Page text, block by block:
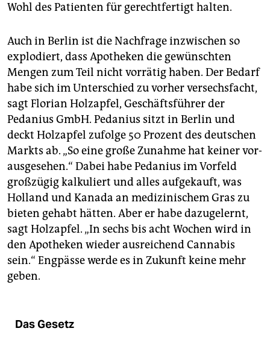
Wohl des Patienten für gerechtfertigt halten.
Auch in Berlin ist die Nachfrage inzwischen so
explodiert, dass Apotheken die gewünschten
Mengen zum Teil nicht vorrätig haben. Der Bedarf
habe sich im Unterschied zu vorher versechsfacht,
sagt Florian Holzapfel, Geschäftsführer der
Pedanius GmbH. Pedanius sitzt in Berlin und
deckt Holzapfel zufolge 50 Prozent des deutschen
Markts ab. „So eine große Zunahme hat keiner vor­
ausgesehen.“ Dabei habe Pedanius im Vorfeld
großzügig kalkuliert und alles aufgekauft, was
Holland und Kanada an medizinischem Gras zu
bieten gehabt hätten. Aber er habe dazugelernt,
sagt Holzapfel. „In sechs bis acht Wochen wird in
den Apotheken wieder ausreichend Cannabis
sein.“ Engpässe werde es in Zukunft keine mehr
geben.
Das Gesetz